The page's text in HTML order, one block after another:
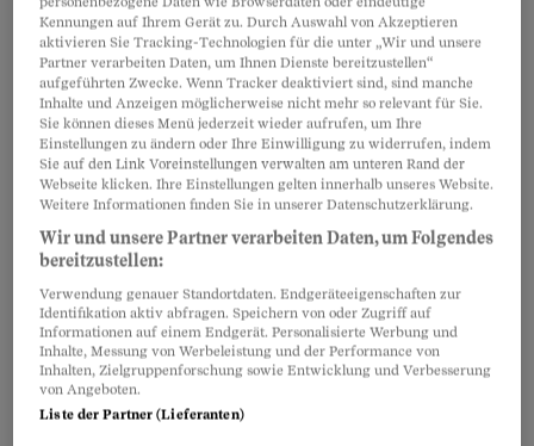
forcierte Sonnen- und Windenergie und baut die
Wasserkraft aus. Weil dieser Umbau nicht von
heute auf morgen geschieht und mit Risiken
behaftet ist, plante man auch Gaskraftwerke, um
vorübergehend Engpässe beim Strom
ausgleichen zu können.
Dann kam der Krieg in der Ukraine – und
plötzlich fehlt dem Westen viel Gas. Die für die
Übergangszeit geplanten Gaskraftwerke können
– bestenfalls – erst in ein paar Jahren zur
Stromversorgung beitragen. Und ob die Schweiz
diesen Winter genug Strom importieren kann,
Kennungen auf Ihrem Gerät zu. Durch Auswahl von Akzeptieren
aktivieren Sie Tracking-Technologien für die unter „Wir und unsere
Partner verarbeiten Daten, um Ihnen Dienste bereitzustellen“
aufgeführten Zwecke. Wenn Tracker deaktiviert sind, sind manche
Inhalte und Anzeigen möglicherweise nicht mehr so relevant für Sie.
Sie können dieses Menü jederzeit wieder aufrufen, um Ihre
Einstellungen zu ändern oder Ihre Einwilligung zu widerrufen, indem
Sie auf den Link Voreinstellungen verwalten am unteren Rand der
Webseite klicken. Ihre Einstellungen gelten innerhalb unseres Website.
Weitere Informationen finden Sie in unserer Datenschutzerklärung.
Wir und unsere Partner verarbeiten Daten, um Folgendes
bereitzustellen:
Verwendung genauer Standortdaten. Endgeräteeigenschaften zur
Identifikation aktiv abfragen. Speichern von oder Zugriff auf
Informationen auf einem Endgerät. Personalisierte Werbung und
Inhalte, Messung von Werbeleistung und der Performance von
Inhalten, Zielgruppenforschung sowie Entwicklung und Verbesserung
von Angeboten.
Liste der Partner (Lieferanten)